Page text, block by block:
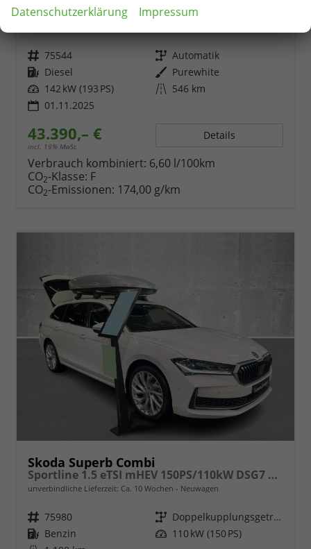
Fahrzeugnr. 75544 Getriebe Automatik
Kraftstoff Diesel Außenfarbe Purewhite
Leistung 142 kW (193 PS) Kilometerstand 546 km
01.11.2025
43.390,– €
incl. 19% MwSt.
Details
Verbrauch kombiniert: 6,60 l/100km
CO2-Klasse: F
CO2-Emissionen: 174,00 g/km
Skoda Superb Combi
Sportline 1.5 eTSI mHEV 150PS/110kW DSG7 2026
unverbindliche Lieferzeit: Ca. 10 Wochen Neuwagen
Fahrzeugnr. 75980 Getriebe
Doppelkupplungsgetriebe (DSG)
Kraftstoff Benzin Leistung 110 kW (150 PS)
Datenschutzerklärung Impressum